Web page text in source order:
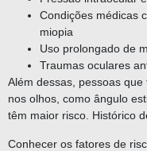
Condições médicas
miopia
Uso prolongado de
Traumas oculares
Além dessas, pessoas
nos olhos, como ângulo
têm maior risco. Histórico
Conhecer os fatores de